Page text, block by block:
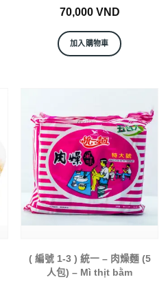
70,000 VND
加入購物車
( 編號 1-3 ) 統一 – 肉燥麵 (5
人包) – Mì thịt bằm